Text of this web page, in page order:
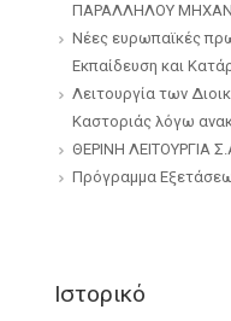
ΠΑΡΑΛΛΗΛΟΥ
Νέες ευρωπαϊκές
Εκπαίδευση και
Λειτουργία των
Καστοριάς λόγω
ΘΕΡΙΝΗ ΛΕΙΤΟΥΡΓΙΑ
Πρόγραμμα
Ιστορικό